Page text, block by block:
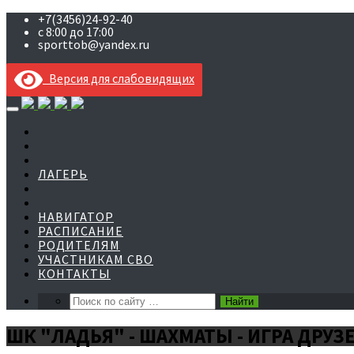
+7(3456)24-92-40
с 8:00 до 17:00
sporttob@yandex.ru
Версия для слабовидящих
Skip
to
content
ЛАГЕРЬ
НАВИГАТОР
РАСПИСАНИЕ
РОДИТЕЛЯМ
УЧАСТНИКАМ СВО
КОНТАКТЫ
ШК "ЛАДЬЯ" - ШАХМАТЫ - ИГРА